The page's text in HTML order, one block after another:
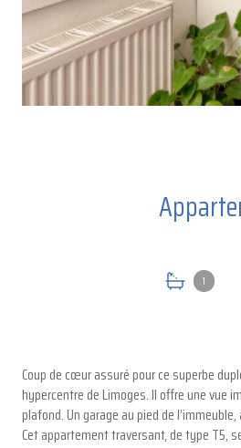
1
Coup de cœur assuré pour ce superbe
hypercentre de Limoges. Il offre une vue
plafond. Un garage au pied de
Cet appartement traversant, de type T5,